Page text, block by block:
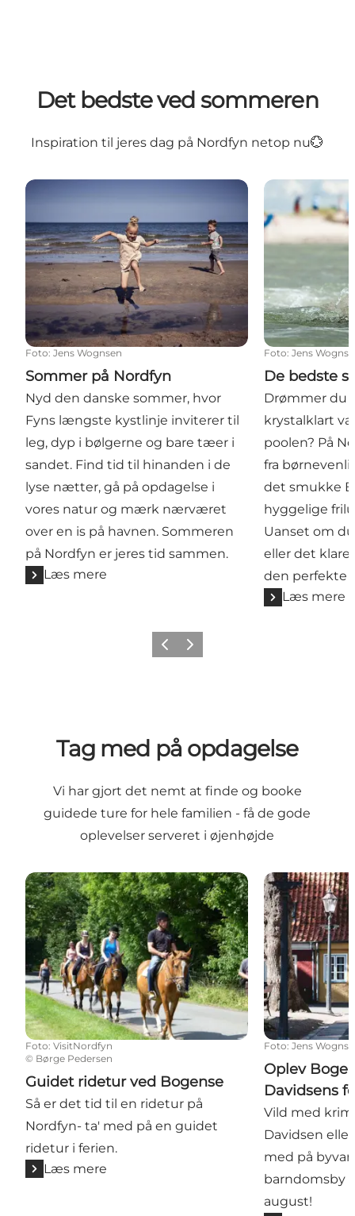
Det bedste ved sommeren
Inspiration til jeres dag på Nordfyn netop nu💮
Sommer på Nordfyn
Foto: Jens Wognsen
Sommer på Nordfyn
Nyd den danske sommer, hvor
Fyns længste kystlinje inviterer til
leg, dyp i bølgerne og bare tæer i
sandet. Find tid til hinanden i de
lyse nætter, gå på opdagelse i
vores natur og mærk nærværet
over en is på havnen. Sommeren
på Nordfyn er jeres tid sammen.
Læs mere
De bedste
Foto: Jens
De bedste
Drømmer du
krystalklart
poolen? På
fra
det smukke
hyggelige
Uanset om
eller det klare
den perfekte
Læs mere
Forrige billede
Næste billede
Tag med på opdagelse
Vi har gjort det nemt at finde og booke
guidede ture for hele familien - få de gode
oplevelser serveret i øjenhøjde
Guidet ridetur ved Bogense
Foto: VisitNordfyn
© Børge Pedersen
Guidet ridetur ved Bogense
Så er det tid til en ridetur på
Nordfyn- ta' med på en guidet
ridetur i ferien.
Læs mere
Oplev
Foto: Jens
Oplev
Davidsens
Vild med
Davidsen
med på
barndomsby
august!